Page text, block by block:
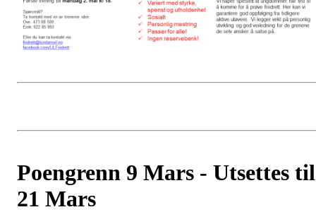
Poengrenn 9 Mars - Utsettes til
21 Mars